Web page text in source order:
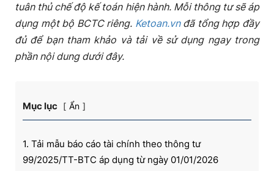
tuân thủ chế độ kế toán hiện hành. Mỗi thông tư sẽ áp
dụng một bộ BCTC riêng. Ketoan.vnđã tổng hợp đầy
đủ để bạn tham khảo và tải về sử dụng ngay trong
phần nội dung dưới đây.
Mục lục Ẩn
1. Tải mẫu báo cáo tài chính theo thông tư
99/2025/TT-BTC áp dụng từ ngày 01/01/2026